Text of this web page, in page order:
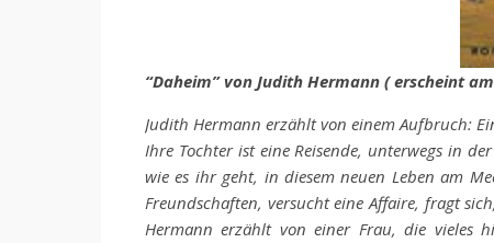
“Daheim” von Judith Hermann ( erscheint
Judith Hermann erzählt von einem Aufbruch:
Ihre Tochter ist eine Reisende, unterwegs in
wie es ihr geht, in diesem neuen Leben am
Freundschaften, versucht eine Affaire, fragt
Hermann erzählt von einer Frau, die vieles